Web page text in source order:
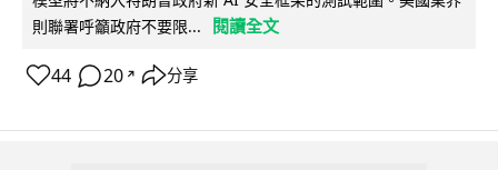
則聯署呼籲政府不要限...
閱讀全文
44 20 ↗ 分享